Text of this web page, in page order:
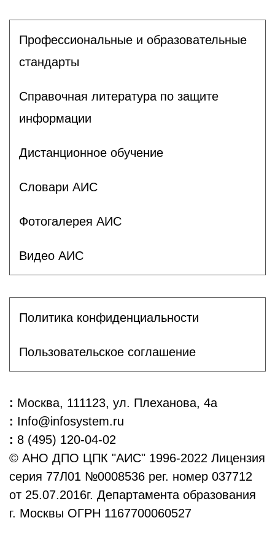
Профессиональные и образовательные
стандарты
Справочная литература по защите
информации
Дистанционное обучение
Словари АИС
Фотогалерея АИС
Видео АИС
Политика конфиденциальности
Пользовательское соглашение
: Москва, 111123, ул. Плеханова, 4а
: Info@infosystem.ru
: 8 (495) 120-04-02
© АНО ДПО ЦПК "АИС" 1996-2022 Лицензия
серия 77Л01 №0008536 рег. номер 037712
от 25.07.2016г. Департамента образования
г. Москвы ОГРН 1167700060527